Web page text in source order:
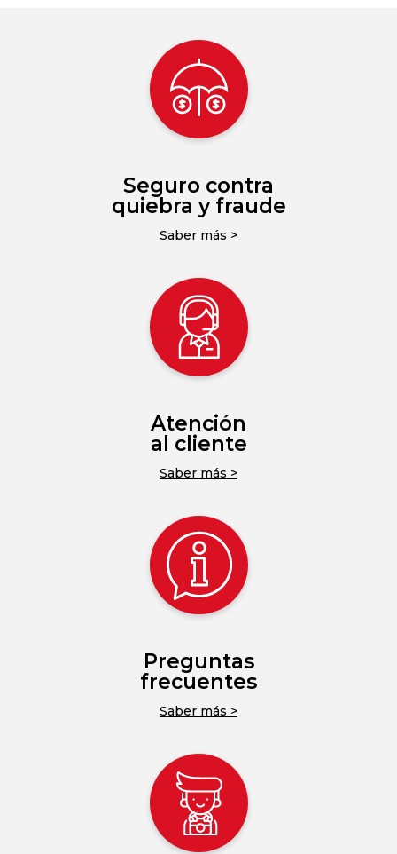
Seguro contra
quiebra y fraude
Saber más >
Atención
al cliente
Saber más >
Preguntas
frecuentes
Saber más >